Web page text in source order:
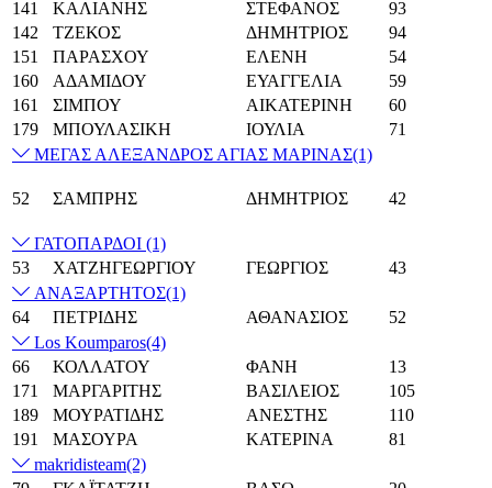
141
ΚΑΛΙΑΝΗΣ ΣΤΕΦΑΝΟΣ
93
142
ΤΖΕΚΟΣ ΔΗΜΗΤΡΙΟΣ
94
151
ΠΑΡΑΣΧΟΥ ΕΛΕΝΗ
54
160
ΑΔΑΜΙΔΟΥ ΕΥΑΓΓΕΛΙΑ
59
161
ΣΙΜΠΟΥ ΑΙΚΑΤΕΡΙΝΗ
60
179
ΜΠΟΥΛΑΣΙΚΗ ΙΟΥΛΙΑ
71
ΜΕΓΑΣ ΑΛΕΞΑΝΔΡΟΣ ΑΓΙΑΣ ΜΑΡΙΝΑΣ(1)
52 ΣΑΜΠΡΗΣ ΔΗΜΗΤΡΙΟΣ 42
ΓΑΤΟΠΑΡΔΟΙ (1)
53
ΧΑΤΖΗΓΕΩΡΓΙΟΥ ΓΕΩΡΓΙΟΣ
43
ΑΝΑΞΑΡΤΗΤΟΣ(1)
64
ΠΕΤΡΙΔΗΣ ΑΘΑΝΑΣΙΟΣ
52
Los Koumparos(4)
66
ΚΟΛΛΑΤΟΥ ΦΑΝΗ
13
171
ΜΑΡΓΑΡΙΤΗΣ ΒΑΣΙΛΕΙΟΣ
105
189
ΜΟΥΡΑΤΙΔΗΣ ΑΝΕΣΤΗΣ
110
191
ΜΑΣΟΥΡΑ ΚΑΤΕΡΙΝΑ
81
makridisteam(2)